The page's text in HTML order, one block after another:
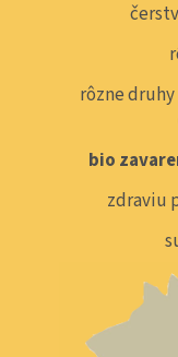
rôzne druhy
bio
zdraviu